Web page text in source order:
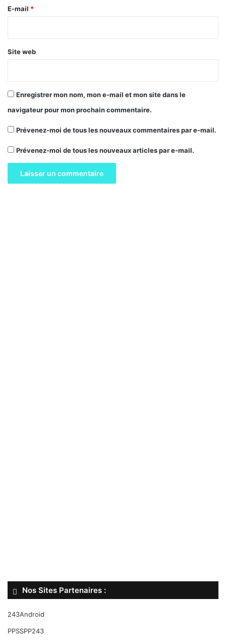
e
E-mail *
Site web
Enregistrer mon nom, mon e-mail et mon site dans le
navigateur pour mon prochain commentaire.
Prévenez-moi de tous les nouveaux commentaires par e-mail.
Prévenez-moi de tous les nouveaux articles par e-mail.
Nos Sites Partenaires :
243Android
PPSSPP243